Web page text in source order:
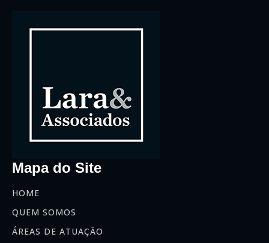
Mapa do Site
HOME
QUEM SOMOS
ÁREAS DE ATUAÇÃO